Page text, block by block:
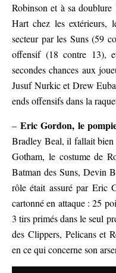
Robinson et à sa doublure
Hart chez les extérieurs,
secteur par les Suns (59
offensif (18 contre 13),
secondes chances aux
Jusuf Nurkic et Drew
ends offensifs dans la
– Eric Gordon, le
Bradley Beal, il fallait bien
Gotham, le costume de
Batman des Suns, Devin
rôle était assuré par Eric
cartonné en attaque : 25
3 tirs primés dans le seul
des Clippers, Pelicans et
en ce qui concerne son